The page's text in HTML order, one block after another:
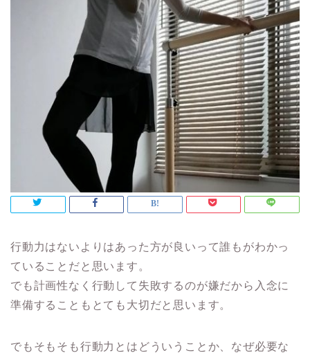
行動力はないよりはあった方が良いって誰もがわかっ
ていることだと思います。
でも計画性なく行動して失敗するのが嫌だから入念に
準備することもとても大切だと思います。
でもそもそも行動力とはどういうことか、なぜ必要な